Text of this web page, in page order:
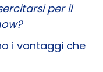
per il
i vantaggi che